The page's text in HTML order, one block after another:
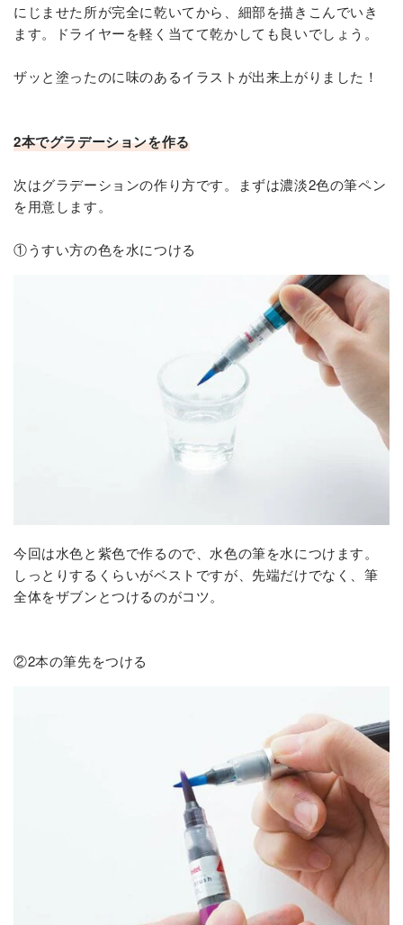
にじませた所が完全に乾いてから、細部を描きこんでいき
ます。ドライヤーを軽く当てて乾かしても良いでしょう。
ザッと塗ったのに味のあるイラストが出来上がりました！
2本でグラデーションを作る
次はグラデーションの作り方です。まずは濃淡2色の筆ペン
を用意します。
①うすい方の色を水につける
今回は水色と紫色で作るので、水色の筆を水につけます。
しっとりするくらいがベストですが、先端だけでなく、筆
全体をザブンとつけるのがコツ。
②2本の筆先をつける